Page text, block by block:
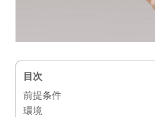
目次
前提条件
環境